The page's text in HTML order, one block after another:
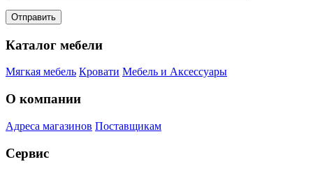
Каталог мебели
Мягкая мебель Кровати Мебель и Аксессуары
О компании
Адреса магазинов Поставщикам
Сервис